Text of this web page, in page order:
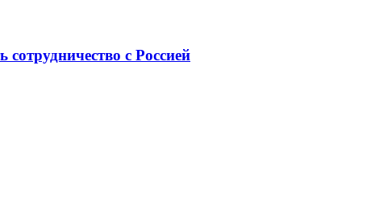
с Россией